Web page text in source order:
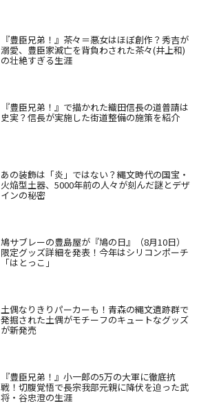
『豊臣兄弟！』茶々＝悪女はほぼ創作？秀吉が
溺愛、豊臣家滅亡を背負わされた茶々(井上和)
の壮絶すぎる生涯
『豊臣兄弟！』で描かれた織田信長の道普請は
史実？信長が実施した街道整備の施策を紹介
あの装飾は「炎」ではない？縄文時代の国宝・
火焔型土器、5000年前の人々が刻んだ謎とデザ
インの秘密
鳩サブレーの豊島屋が『鳩の日』（8月10日）
限定グッズ詳細を発表！今年はシリコンポーチ
「はとっこ」
土偶なりきりパーカーも！青森の縄文遺跡群で
発掘された土偶がモチーフのキュートなグッズ
が新発売
『豊臣兄弟！』小一郎の5万の大軍に徹底抗
戦！切腹覚悟で長宗我部元親に降伏を迫った武
将・谷忠澄の生涯